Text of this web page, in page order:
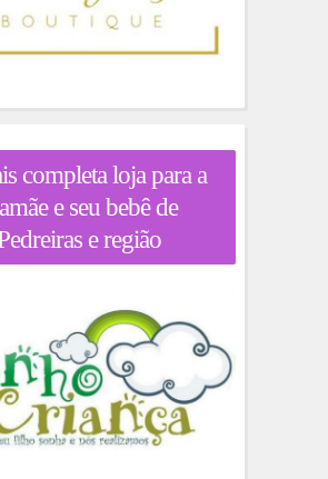
completa loja para a
e seu bebê de
e região